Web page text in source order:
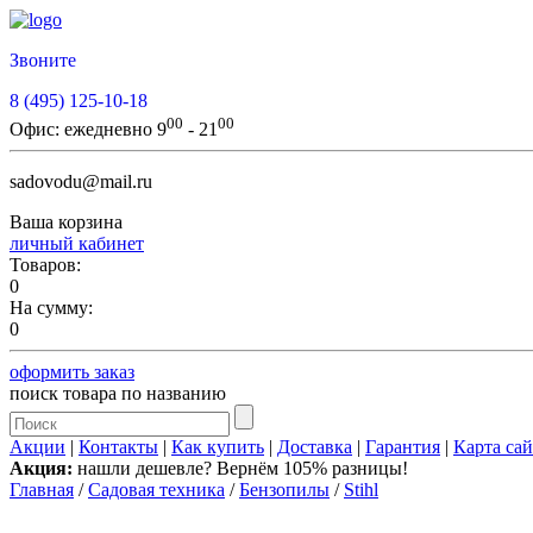
Звоните
8 (495) 125-10-18
Офис: ежедневно 900 - 21 00
sadovodu@mail.ru
Ваша корзина
личный кабинет
Товаров:
0
На сумму:
0
оформить заказ
поиск товара по названию
Акции | Контакты | Как купить | Доставка | Гарантия | Карта
Акция: нашли дешевле? Вернём 105% разницы!
Главная /Садовая техника /Бензопилы / Stihl